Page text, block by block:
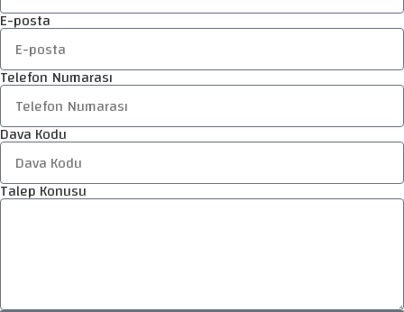
E-posta
Telefon Numarası
Dava Kodu
Talep Konusu